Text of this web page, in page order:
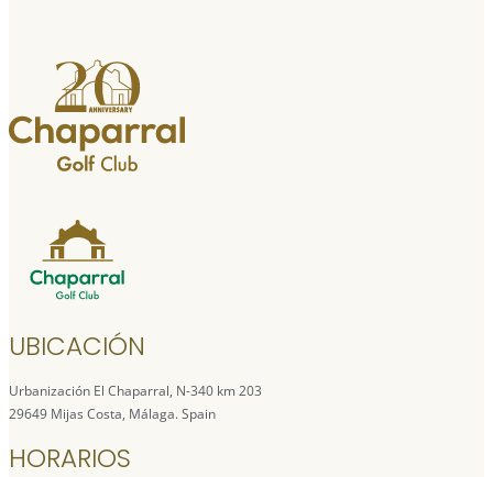
UBICACIÓN
Urbanización El Chaparral, N-340 km 203
29649 Mijas Costa, Málaga. Spain
HORARIOS